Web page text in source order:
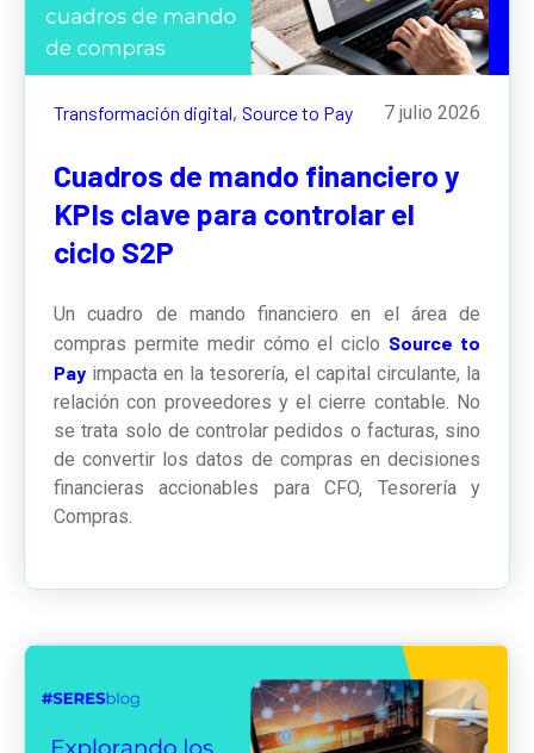
Transformación digital, Source to Pay 7 julio 2026
Cuadros de mando financiero y
KPIs clave para controlar el
ciclo S2P
Un cuadro de mando financiero en el área de
compras permite medir cómo el ciclo Source to
Pay impacta en la tesorería, el capital circulante, la
relación con proveedores y el cierre contable. No
se trata solo de controlar pedidos o facturas, sino
de convertir los datos de compras en decisiones
financieras accionables para CFO, Tesorería y
Compras.